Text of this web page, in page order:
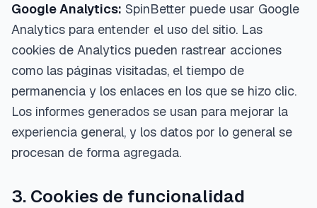
Google Analytics: SpinBetter puede usar Google
Analytics para entender el uso del sitio. Las
cookies de Analytics pueden rastrear acciones
como las páginas visitadas, el tiempo de
permanencia y los enlaces en los que se hizo clic.
Los informes generados se usan para mejorar la
experiencia general, y los datos por lo general se
procesan de forma agregada.
3. Cookies de funcionalidad